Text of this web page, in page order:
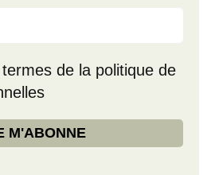
de la politique de